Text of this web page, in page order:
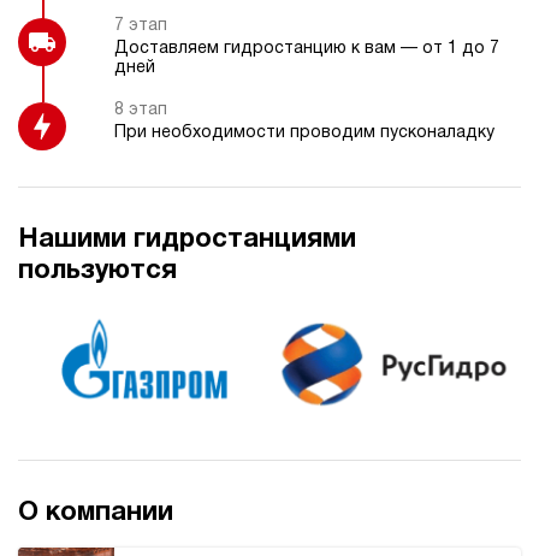
7 этап
Доставляем гидростанцию к вам — от 1 до 7
дней
8 этап
При необходимости проводим пусконаладку
Нашими гидростанциями
пользуются
О компании